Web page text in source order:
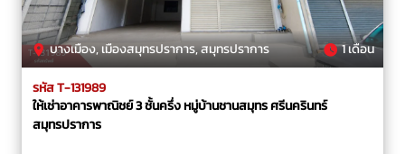
บางเมือง, เมืองสมุทรปราการ, สมุทรปราการ 1 เดือน
รหัส T-131989
ให้เช่าอาคารพาณิชย์ 3 ชั้นครึ่ง หมู่บ้านชานสมุทร ศรีนครินทร์
สมุทรปราการ